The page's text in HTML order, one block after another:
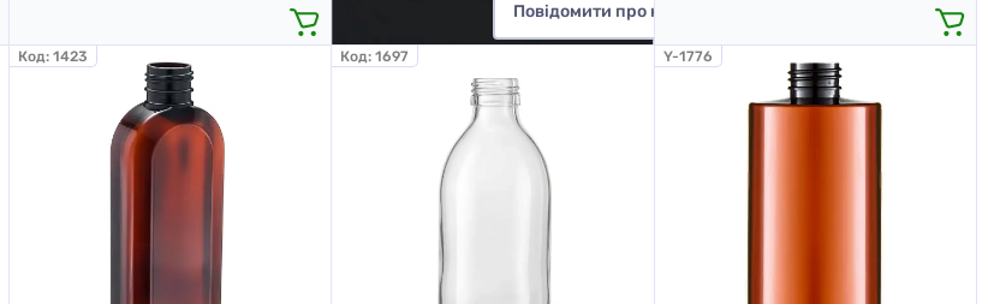
Повідомити про надходження
Код: 1423 Код: 1697 Y-1776